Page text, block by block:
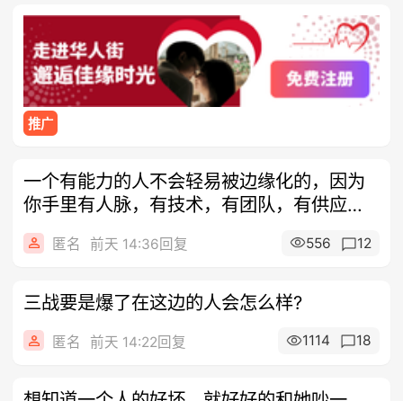
推广
一个有能力的人不会轻易被边缘化的，因为
你手里有人脉，有技术，有团队，有供应
商，有
匿名 前天 14:36回复 556 12
三战要是爆了在这边的人会怎么样?
匿名 前天 14:22回复 1114 18